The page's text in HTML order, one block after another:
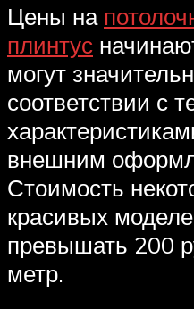
Цены на
плинтус
могут
соответствии с
внешним
Стоимость
красивых
превышать 200
метр.